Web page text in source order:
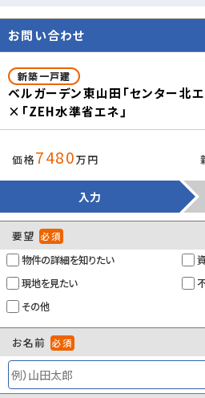
お問い合わせ
新築一戸建
ベルガーデン東山田「センター北
×「ZEH水準省エネ」
価格7480万円
入力
要望 必須
物件の詳細を知りたい
現地を見たい
その他
お名前 必須